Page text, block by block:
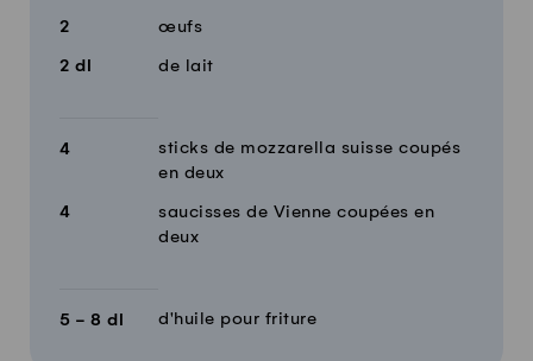
2 œufs
2 dl de lait
4
sticks de mozzarella suisse coupés
en deux
4
saucisses de Vienne coupées en
deux
5 - 8 dl d'huile pour friture